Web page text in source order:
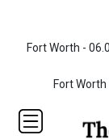
Fort Worth -
Fort Worth